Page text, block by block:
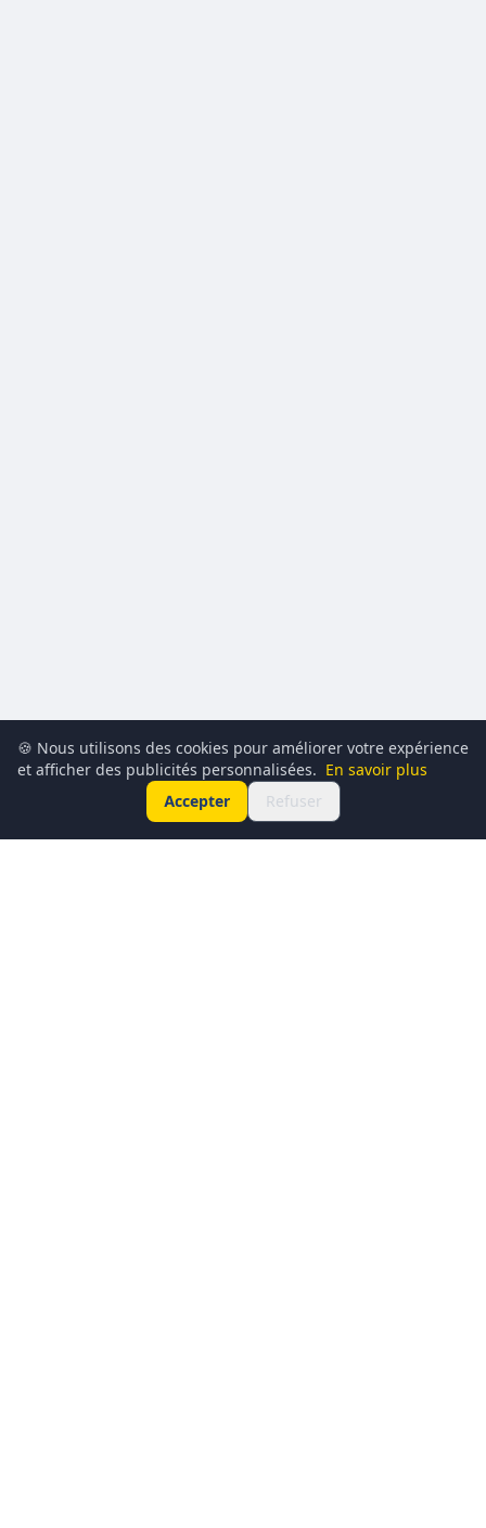
🍪 Nous utilisons des cookies pour améliorer votre expérience
et afficher des publicités personnalisées. En savoir plus
Accepter
Refuser